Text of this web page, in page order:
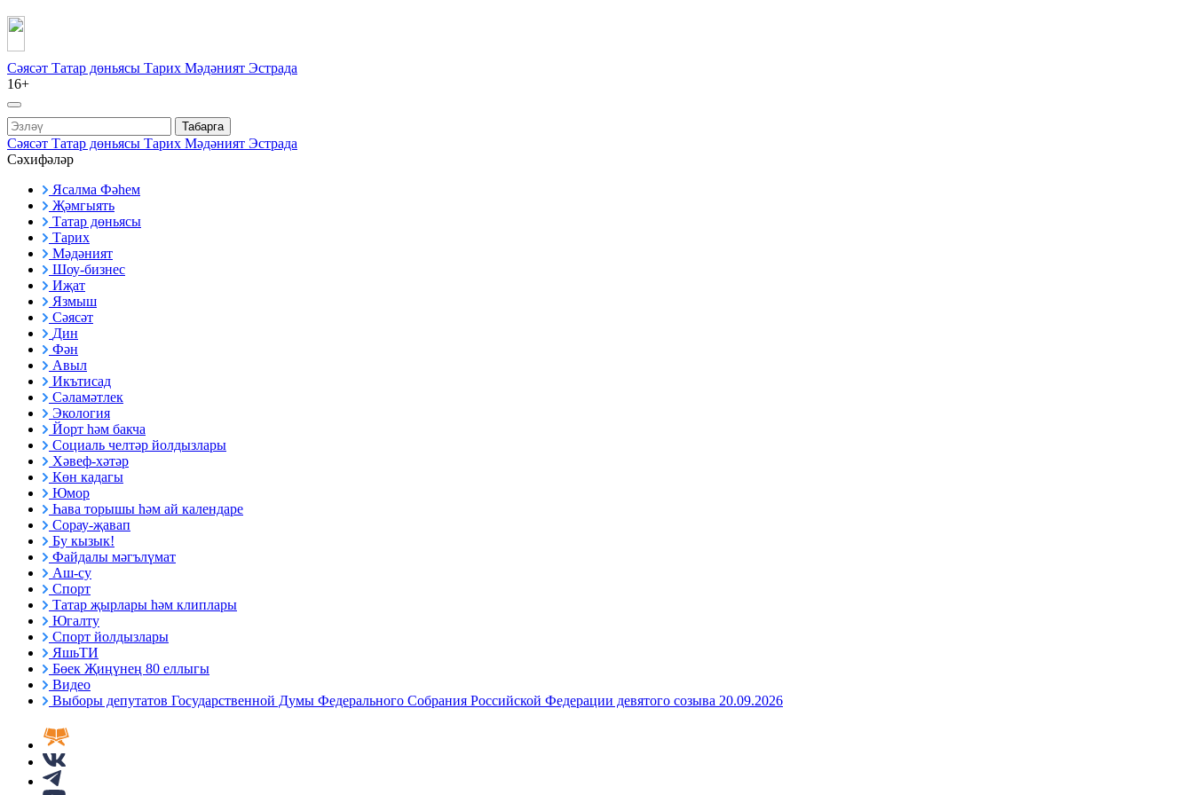
Сәясәт Татар дөньясы Тарих Мәдәният Эстрада
16+
Табарга
Сәясәт Татар дөньясы Тарих Мәдәният Эстрада
Сәхифәләр
Ясалма Фәһем
Җәмгыять
Татар дөньясы
Тарих
Мәдәният
Шоу-бизнес
Иҗат
Язмыш
Сәясәт
Дин
Фән
Авыл
Икътисад
Сәламәтлек
Экология
Йорт һәм бакча
Социаль челтәр йолдызлары
Хәвеф-хәтәр
Көн кадагы
Юмор
Һава торышы һәм ай календаре
Сорау-җавап
Бу кызык!
Файдалы мәгълүмат
Аш-су
Спорт
Татар җырлары һәм клиплары
Югалту
Спорт йолдызлары
ЯшьТИ
Бөек Җиңүнең 80 еллыгы
Видео
Выборы депутатов Государственной Думы Федерального Собрания Российской Федерации девятого созыва 20.09.2026